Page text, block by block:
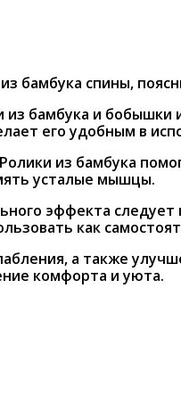
бамбука спины,
бамбука и
его удобным в
из бамбука
усталые мышцы.
эффекта
как
а также
комфорта и уюта.